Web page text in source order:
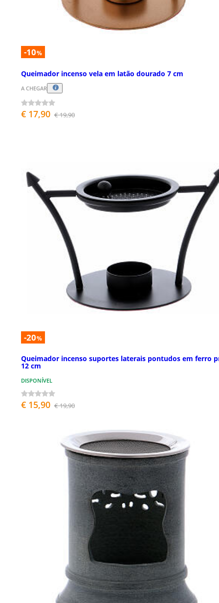
-10%
Queimador incenso vela em latão dourado 7 cm
A CHEGAR
€ 17,90 € 19,90
-20%
Queimador incenso suportes laterais pontudos em ferro
12 cm
DISPONÍVEL
€ 15,90 € 19,90